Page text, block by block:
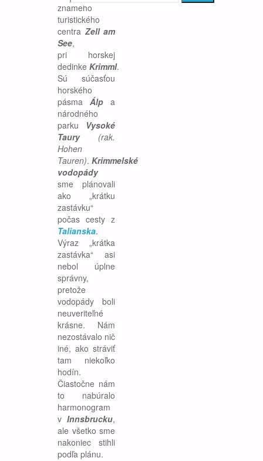
známeho
turistického
centra Zell am
See,
pri horskej
dedinke Krimml.
Sú súčasťou
horského
pásma Álp a
národného
parku Vysoké
Taury
(rak.
Hohen
Tauren). Krimmelské
vodopády
sme plánovali
ako „krátku
zastávku“
počas cesty z
Talianska.
Výraz „krátka
zastávka“ asi
nebol úplne
správny,
pretože
vodopády boli
neuveriteľné
krásne. Nám
nezostávalo nič
iné, ako stráviť
tam niekoľko
hodín.
Čiastočne nám
to nabúralo
harmonogram
v Innsbrucku,
ale všetko sme
nakoniec stihli
podľa plánu.